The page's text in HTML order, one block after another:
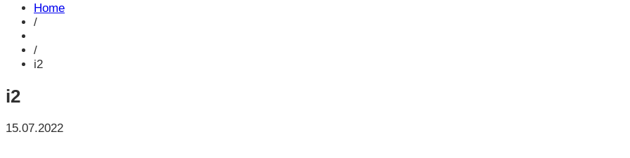
Home
/
/
i2
i2
15.07.2022